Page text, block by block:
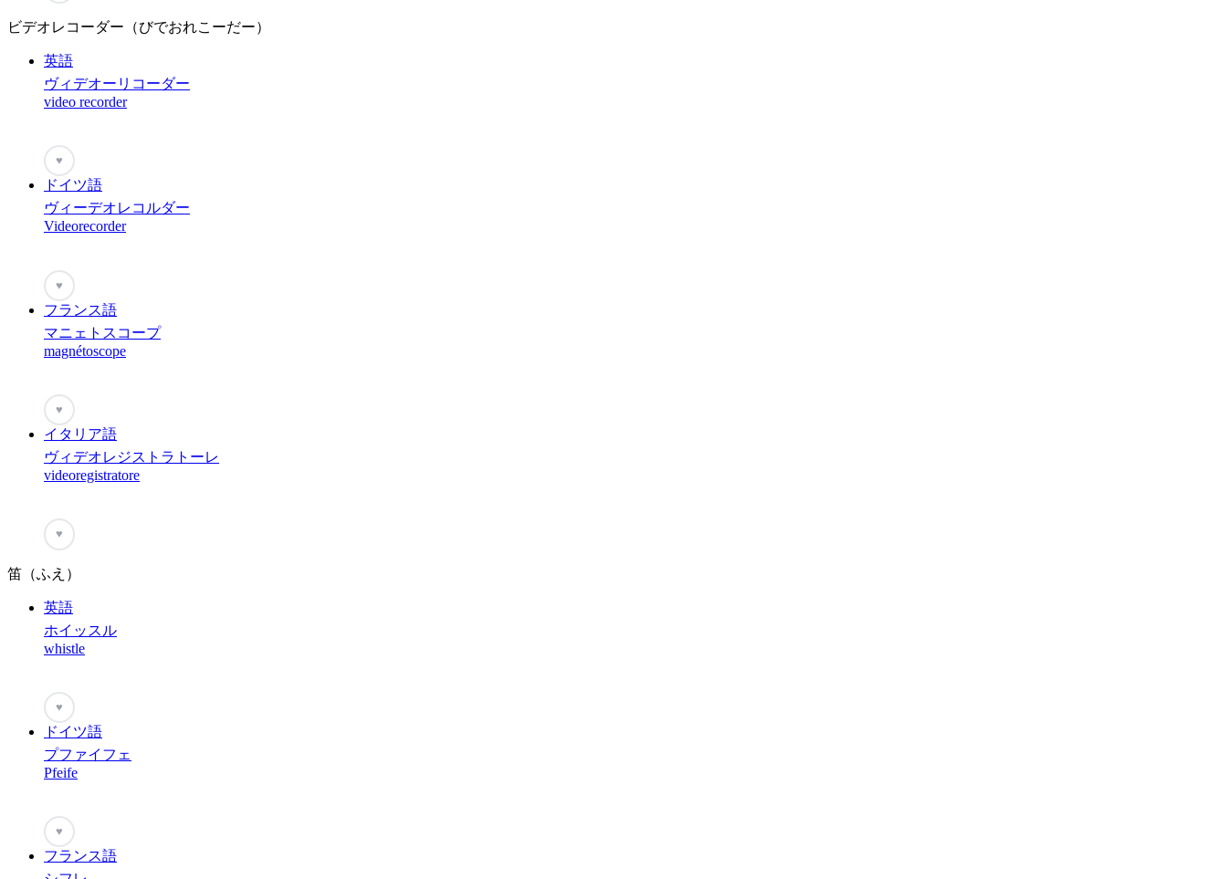
ビデオレコーダー（びでおれこーだー）
英語
ヴィデオーリコーダー
video recorder
♥
ドイツ語
ヴィーデオレコルダー
Videorecorder
♥
フランス語
マニェトスコープ
magnétoscope
♥
イタリア語
ヴィデオレジストラトーレ
videoregistratore
♥
笛（ふえ）
英語
ホイッスル
whistle
♥
ドイツ語
プファイフェ
Pfeife
♥
フランス語